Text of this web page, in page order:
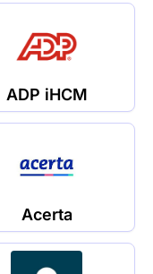
ADP iHCM
Acerta